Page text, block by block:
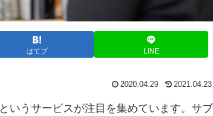
はてブ LINE
2020.04.29 2021.04.23
いうサービスが注目を集めています。サブ